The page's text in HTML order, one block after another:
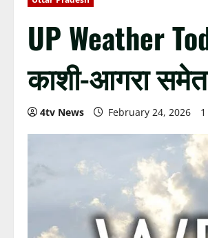
UP Weather
काशी-आगरा
4tv News February 24, 2026